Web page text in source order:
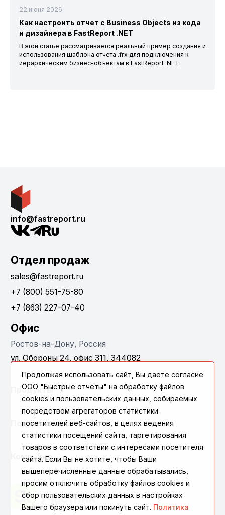
22 июня 2026
Как настроить отчет с Business Objects из кода
и дизайнера в FastReport .NET
В этой статье рассматривается реальный пример создания и
использования шаблона отчета .frx для подключения к
иерархическим бизнес-объектам в FastReport .NET.
info@fastreport.ru
Отдел продаж
sales@fastreport.ru
+7 (800) 551-75-80
+7 (863) 227-07-40
Офис
Ростов-на-Дону, Россия
ул. Обороны 24, офис 311, 344082
Продукты
Поддержка
Компания
Продолжая использовать сайт, Вы даете согласие
ООО "Быстрые отчеты" на обработку файлов
cookies и пользовательских данных, собираемых
посредством агрегаторов статистики
посетителей веб-сайтов, в целях ведения
статистики посещений сайта, таргетирования
товаров в соответствии с интересами посетителя
сайта. Если Вы не хотите, чтобы Ваши
вышеперечисленные данные обрабатывались,
просим отключить обработку файлов cookies и
сбор пользовательских данных в настройках
Вашего браузера или покинуть сайт. Политика